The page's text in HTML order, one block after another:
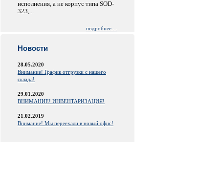
исполнения, а не корпус типа SOD-
323,...
подробнее ...
Новости
28.05.2020
Внимание! График отгрузки с нашего
склада!
29.01.2020
ВНИМАНИЕ! ИНВЕНТАРИЗАЦИЯ!
21.02.2019
Внимание! Мы переехали в новый офис!